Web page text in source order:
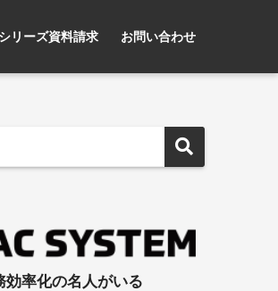
リーズ資料請求 お問い合わせ
効率化の名人がいる